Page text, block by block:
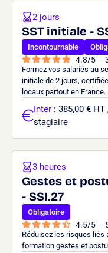
SST initiale -
Incontournable
4.8/5 -
Formez vos salariés au
initiale de 2 jours,
locaux partout en France.
2 jours
Inter : 385,00 € HT
stagiaire
Gestes et
- SSI.27
Obligatoire
4.5/5 -
Réduisez les risques liés
formation gestes et
3 heures